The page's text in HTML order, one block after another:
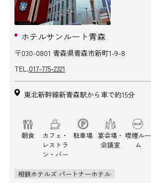
ホテルサンルート青森
〒030-0801 青森県青森市新町1-9-8
TEL.017-775-2321
東北新幹線新青森駅から車で約15分
朝食
カフェ・
レストラ
ン・バー
駐車場 宴会場・
会議室
喫煙ルー
ム
相鉄ホテルズ パートナーホテル